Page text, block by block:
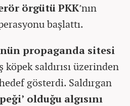
örgütü PKK’nın
başlattı.
propaganda sitesi
köpek saldırısı üzerinden
gösterdi. Saldırgan
olduğu algısını